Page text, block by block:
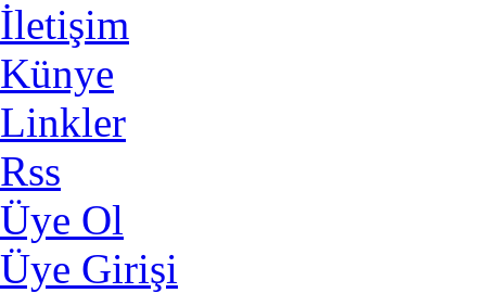
İletişim
Künye
Linkler
Rss
Üye Ol
Üye Girişi